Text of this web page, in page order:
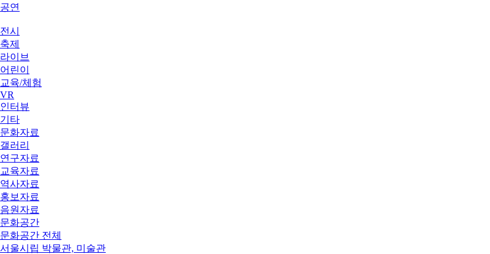
공연
전시
축제
라이브
어린이
교육/체험
VR
인터뷰
기타
문화자료
갤러리
연구자료
교육자료
역사자료
홍보자료
음원자료
문화공간
문화공간 전체
서울시립 박물관, 미술관